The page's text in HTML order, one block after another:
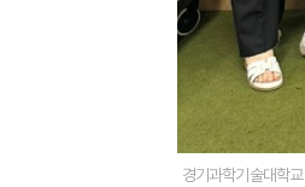
경기과학기술대학